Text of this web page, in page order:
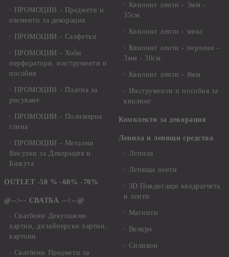
ПРОМОЦИИ - Предмети и
елементи за декорация
ПРОМОЦИИ - Салфетки
ПРОМОЦИИ - Хоби
перфоратори, инструменти и
пособия
ПРОМОЦИИ - Платна за
рисуване
ПРОМОЦИИ - Полимерна
глина
ПРОМОЦИИ - Метални
Висулки за Декорация и
Бижута
OUTLET -50 % -60% -70%
@-->-- СВАТБА --<--@
Сватбени Декупажни
хартии, дизайнерски хартии,
картони
Сватбени Предмети за
Квилинг ленти - 3мм -
35см.
Квилинг ленти - микс
Квилинг ленти - перлени -
3мм - 30см.
Квилинг ленти - 8мм
Инструменти и пособия за
квилинг
Комплекти за декорация
Лепила и лепящи средства
Лепила
Лепящи ленти
3D Повдигащи квадратчета
и ленти
Магнити
Велкро
Силикон